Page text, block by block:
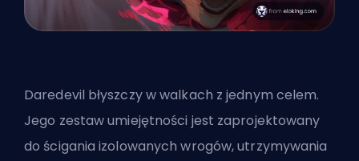
Daredevil błyszczy w walkach z jednym celem.
Jego zestaw umiejętności jest zaprojektowany
do ścigania izolowanych wrogów, utrzymywania